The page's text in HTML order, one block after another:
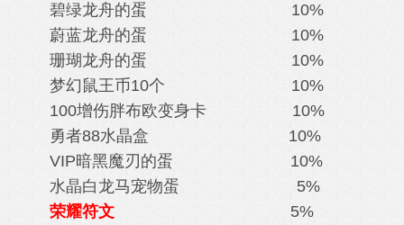
碧绿龙舟的蛋 10%
蔚蓝龙舟的蛋 10%
珊瑚龙舟的蛋 10%
梦幻鼠王币10个 10%
100增伤胖布欧变身卡 10%
勇者88水晶盒 10%
VIP暗黑魔刃的蛋 10%
水晶白龙马宠物蛋 5%
荣耀符文
5%